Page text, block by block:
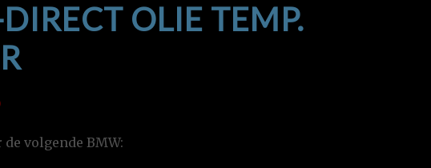
OLIE TEMP.
Huidige
is: volgende BMW: